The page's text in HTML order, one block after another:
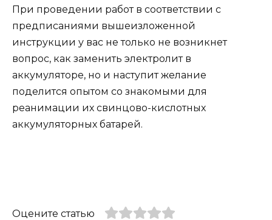
При проведении работ в соответствии с
предписаниями вышеизложенной
инструкции у вас не только не возникнет
вопрос, как заменить электролит в
аккумуляторе, но и наступит желание
поделится опытом со знакомыми для
реанимации их свинцово-кислотных
аккумуляторных батарей.
Оцените статью